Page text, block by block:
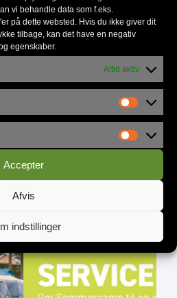
vi behandle data som f.eks.
på dette websted. Hvis du ikke giver dit
tilbage, kan det have en negativ
egenskaber.
Altid aktiv
Accepter
Afvis
indstillinger
flytter ind i